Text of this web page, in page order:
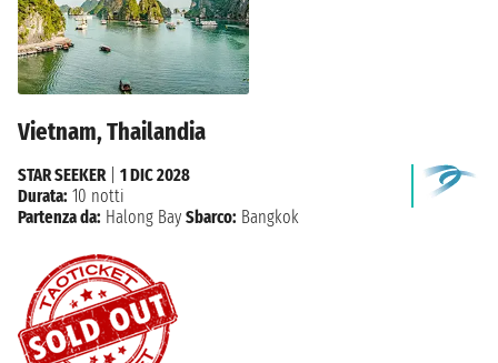
Vietnam, Thailandia
STAR SEEKER| 1 DIC 2028
Durata: 10 notti
Partenza da: Halong Bay Sbarco: Bangkok